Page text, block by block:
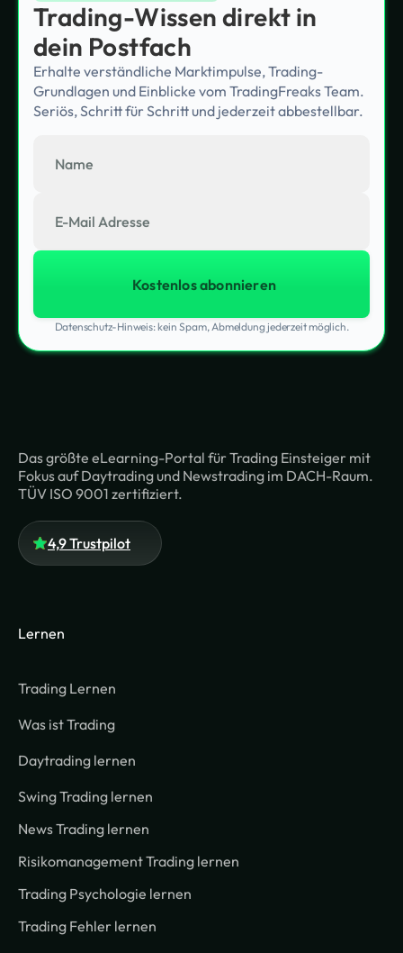
Trading-Wissen direkt in
dein Postfach
Erhalte verständliche Marktimpulse, Trading-
Grundlagen und Einblicke vom TradingFreaks Team.
Seriös, Schritt für Schritt und jederzeit abbestellbar.
Datenschutz-Hinweis: kein Spam, Abmeldung jederzeit möglich.
Das größte eLearning-Portal für Trading Einsteiger mit
Fokus auf Daytrading und Newstrading im DACH-Raum.
TÜV ISO 9001 zertifiziert.
4,9 Trustpilot
Lernen
Trading Lernen
Was ist Trading
Daytrading lernen
Swing Trading lernen
News Trading lernen
Risikomanagement Trading lernen
Trading Psychologie lernen
Trading Fehler lernen